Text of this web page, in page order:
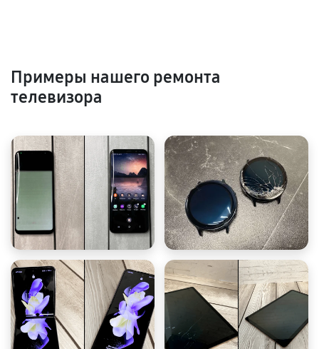
Примеры нашего ремонта
телевизора